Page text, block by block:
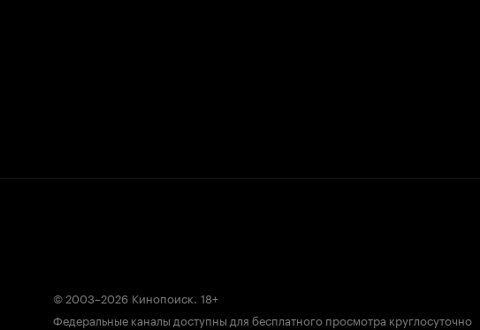
© 2003–2026 Кинопоиск. 18+
Федеральные каналы доступны для бесплатного просмотра круглосуточно